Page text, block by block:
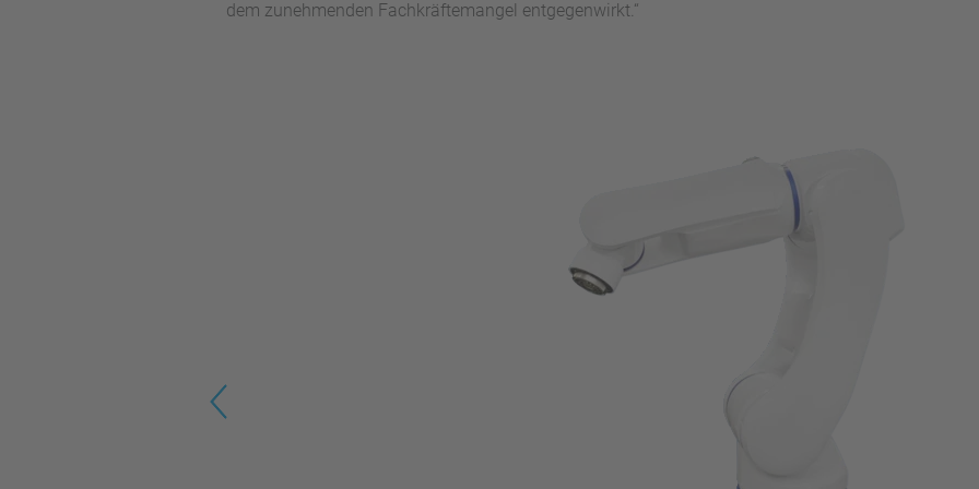
dem zunehmenden Fachkräftemangel entgegenwirkt.“
Previous